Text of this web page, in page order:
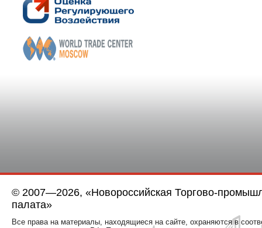
© 2007—2026, «Новороссийская Торгово-
палата»
Все права на материалы, находящиеся на сайте, охраняются в